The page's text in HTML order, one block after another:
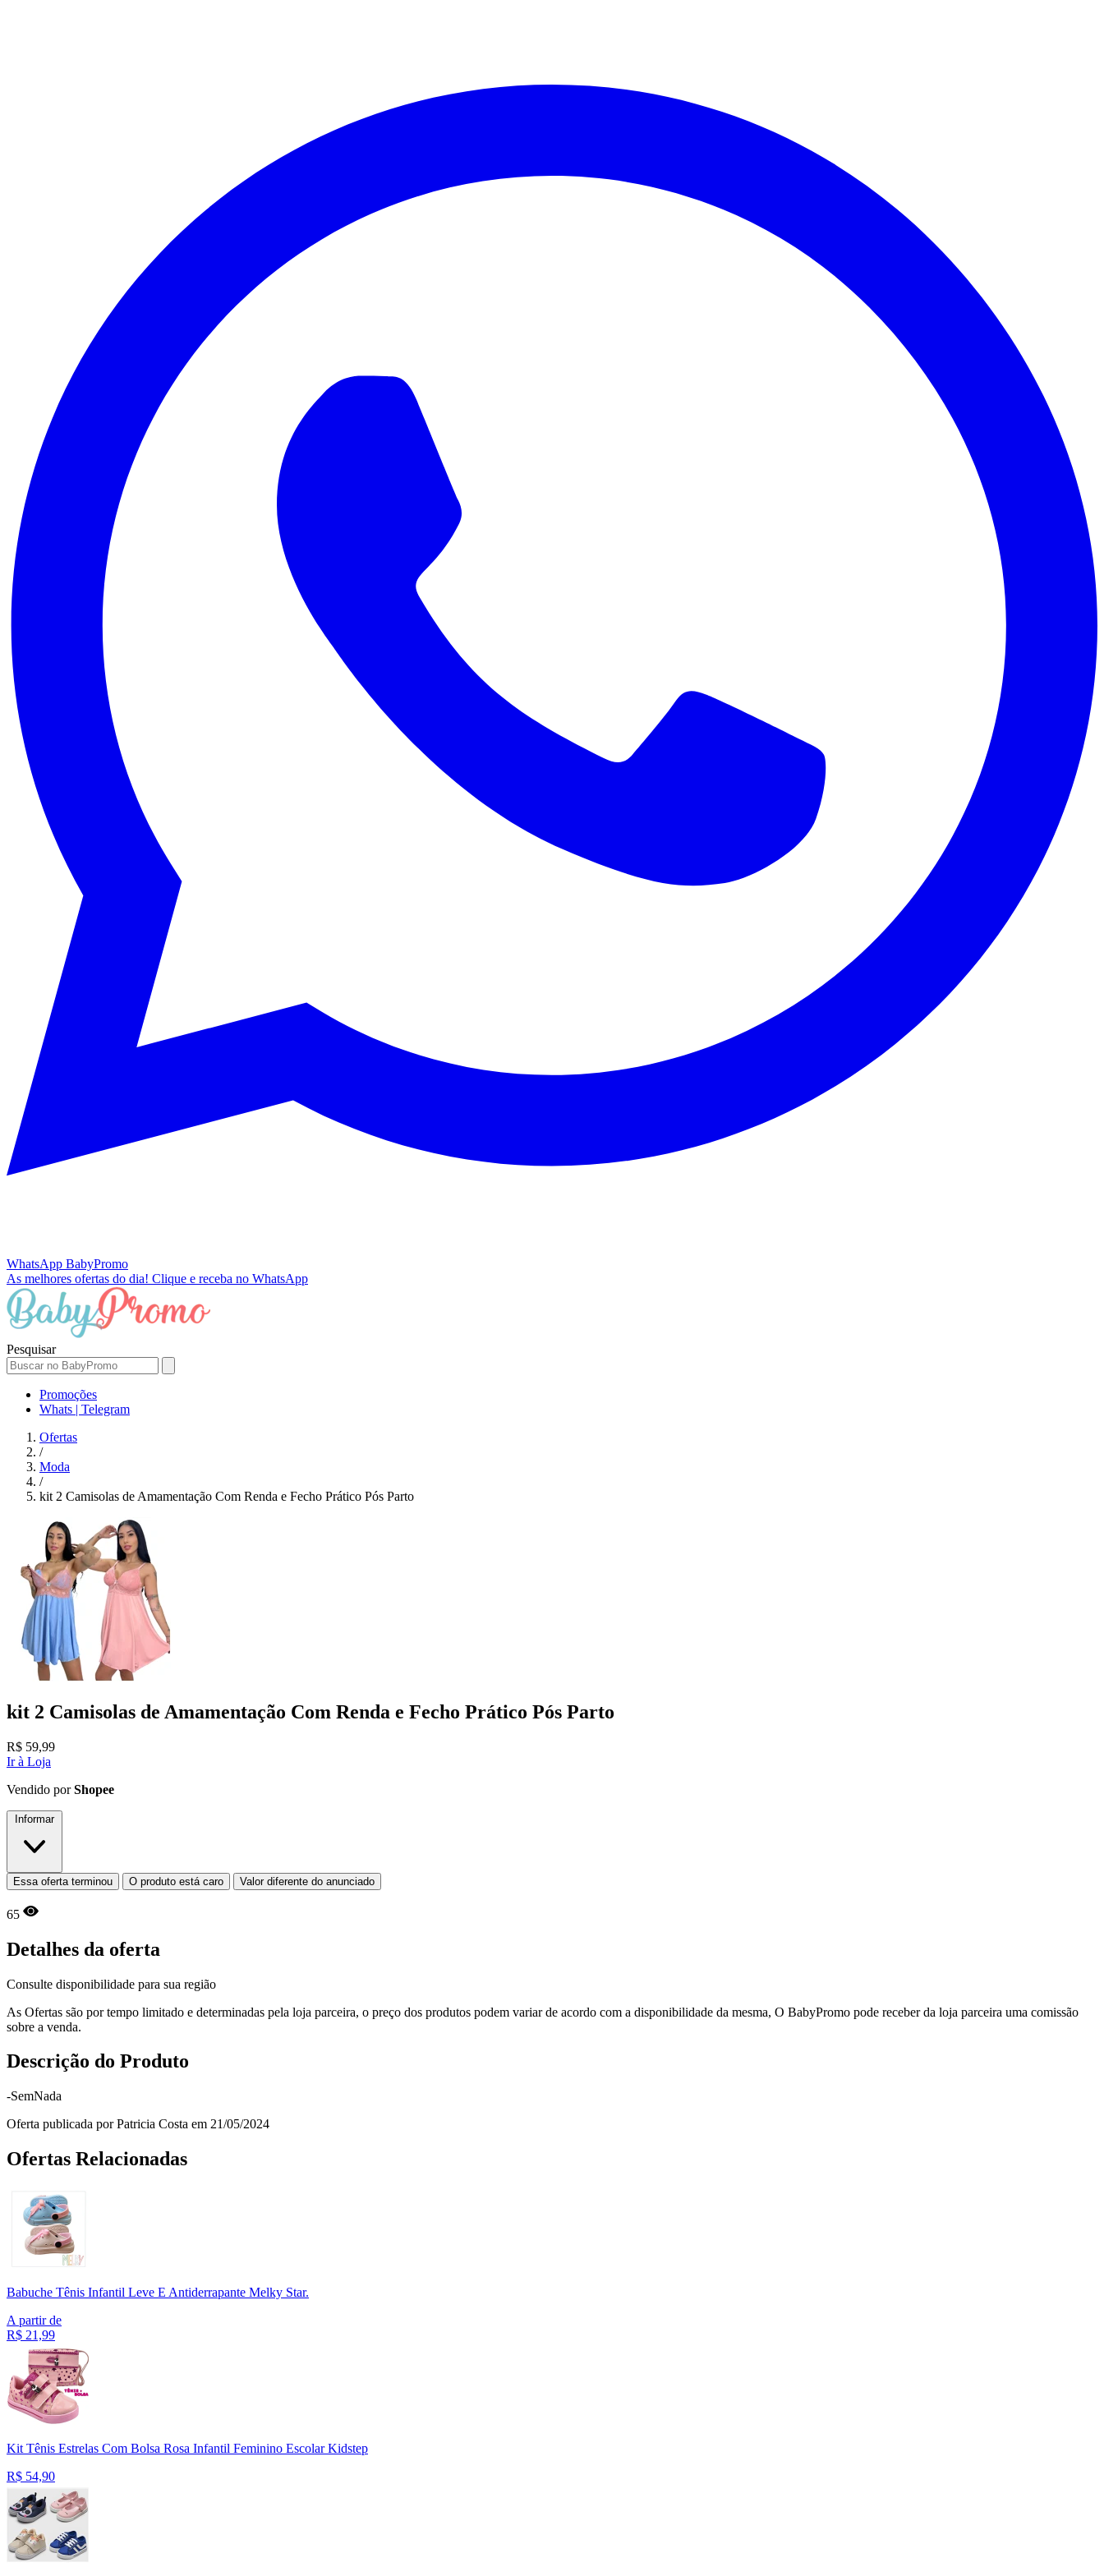
WhatsApp BabyPromo
As melhores ofertas do dia! Clique e receba no WhatsApp
Pesquisar
Promoções
Whats | Telegram
Ofertas
/
Moda
/
kit 2 Camisolas de Amamentação Com Renda e Fecho Prático Pós Parto
kit 2 Camisolas de Amamentação Com Renda e Fecho Prático Pós Parto
R$ 59,99
Ir à Loja
Vendido porShopee
Informar
Essa oferta terminou O produto está caro Valor diferente do anunciado
65
Detalhes da oferta
Consulte disponibilidade para sua região
As Ofertas são por tempo limitado e determinadas pela loja parceira, o preço dos produtos podem variar de acordo com a disponibilidade da mesma, O BabyPromo pode receber da loja parceira uma comissão
sobre a venda.
Descrição do Produto
-SemNada
Oferta publicada por Patricia Costa em 21/05/2024
Ofertas Relacionadas
Babuche Tênis Infantil Leve E Antiderrapante Melky Star.
A partir de
R$ 21,99
Kit Tênis Estrelas Com Bolsa Rosa Infantil Feminino Escolar Kidstep
R$ 54,90